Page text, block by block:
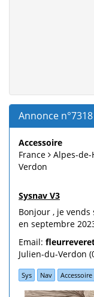
Annonce
Accessoire
France
Alpes-de-
Verdon
Sysnav V3
Bonjour , je vends
en septembre
Email:
Julien-du-Verdon
Sys Nav Accessoire